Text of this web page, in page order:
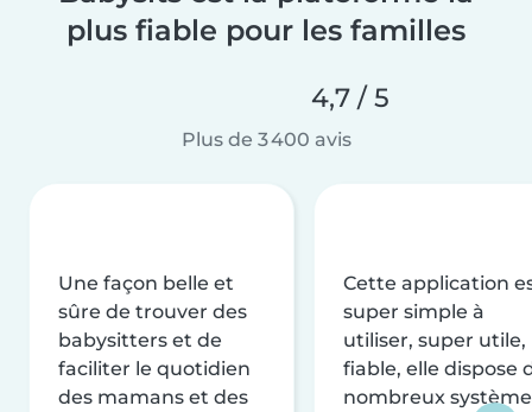
plus fiable pour les familles
4,7 / 5
Plus de 3 400 avis
Une façon belle et
sûre de trouver des
babysitters et de
faciliter le quotidien
des mamans et des
Cette application
super simple à
utiliser, super utile,
fiable, elle dispose
nombreux